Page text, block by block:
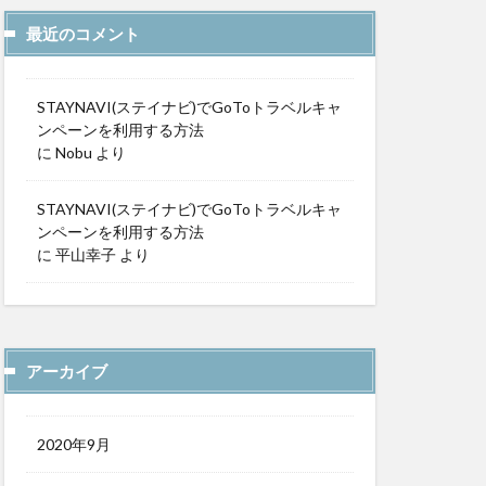
最近のコメント
STAYNAVI(ステイナビ)でGoToトラベルキャ
ンペーンを利用する方法
に Nobu より
STAYNAVI(ステイナビ)でGoToトラベルキャ
ンペーンを利用する方法
に 平山幸子 より
アーカイブ
2020年9月